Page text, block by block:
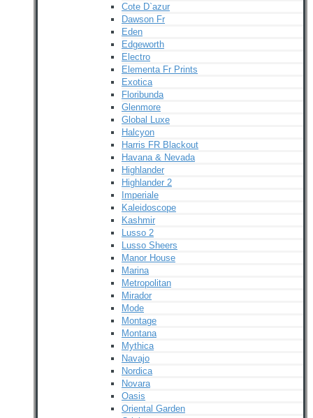
Cote D`azur
Dawson Fr
Eden
Edgeworth
Electro
Elementa Fr Prints
Exotica
Floribunda
Glenmore
Global Luxe
Halcyon
Harris FR Blackout
Havana & Nevada
Highlander
Highlander 2
Imperiale
Kaleidoscope
Kashmir
Lusso 2
Lusso Sheers
Manor House
Marina
Metropolitan
Mirador
Mode
Montage
Montana
Mythica
Navajo
Nordica
Novara
Oasis
Oriental Garden